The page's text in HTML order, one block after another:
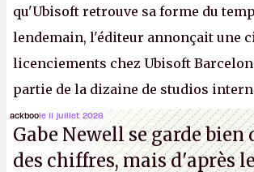
qu'Ubisoft retrouve sa forme du
lendemain, l'éditeur annonçait une
licenciements chez Ubisoft
partie de la dizaine de studios
travaillé sur cetAssassin's Creed
d'Ubisoft Singapour.A.
ackboole 11 juillet 2026
Gabe Newell se garde bien
des chiffres, mais d'après